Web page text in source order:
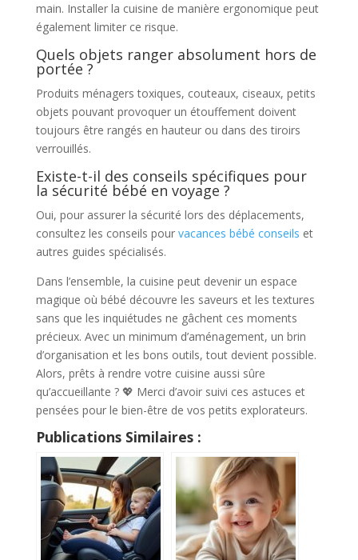
main. Installer la cuisine de manière ergonomique peut
également limiter ce risque.
Quels objets ranger absolument hors de
portée ?
Produits ménagers toxiques, couteaux, ciseaux, petits
objets pouvant provoquer un étouffement doivent
toujours être rangés en hauteur ou dans des tiroirs
verrouillés.
Existe-t-il des conseils spécifiques pour
la sécurité bébé en voyage ?
Oui, pour assurer la sécurité lors des déplacements,
consultez les conseils pour vacances bébé conseils et
autres guides spécialisés.
Dans l’ensemble, la cuisine peut devenir un espace
magique où bébé découvre les saveurs et les textures
sans que les inquiétudes ne gâchent ces moments
précieux. Avec un minimum d’aménagement, un brin
d’organisation et les bons outils, tout devient possible.
Alors, prêts à rendre votre cuisine aussi sûre
qu’accueillante ? 💖 Merci d’avoir suivi ces astuces et
pensées pour le bien-être de vos petits explorateurs.
Publications Similaires :